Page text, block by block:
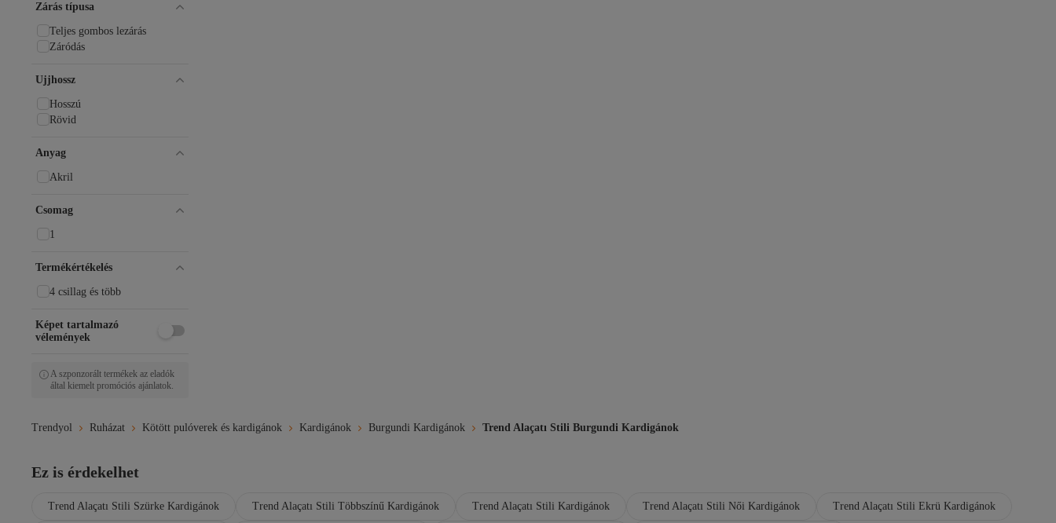
Zárás típusa
Teljes gombos lezárás
Záródás
Ujjhossz
Hosszú
Rövid
Anyag
Akril
Csomag
1
Termékértékelés
4 csillag és több
Képet tartalmazó
vélemények
A szponzorált termékek az eladók
által kiemelt promóciós ajánlatok.
Trendyol Ruházat Kötött pulóverek és kardigánok Kardigánok Burgundi Kardigánok Trend Alaçatı Stili Burgundi Kardigánok
Ez is érdekelhet
Trend Alaçatı Stili Szürke Kardigánok Trend Alaçatı Stili Többszínű Kardigánok Trend Alaçatı Stili Kardigánok Trend Alaçatı Stili Női Kardigánok Trend Alaçatı Stili Ekrü Kardigánok